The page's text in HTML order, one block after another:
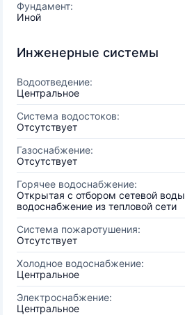
Фундамент:
Иной
Инженерные системы
Водоотведение:
Центральное
Система водостоков:
Отсутствует
Газоснабжение:
Отсутствует
Горячее водоснабжение:
Открытая с отбором сетевой
водоснабжение из тепловой сети
Система пожаротушения:
Отсутствует
Холодное водоснабжение:
Центральное
Электроснабжение:
Центральное